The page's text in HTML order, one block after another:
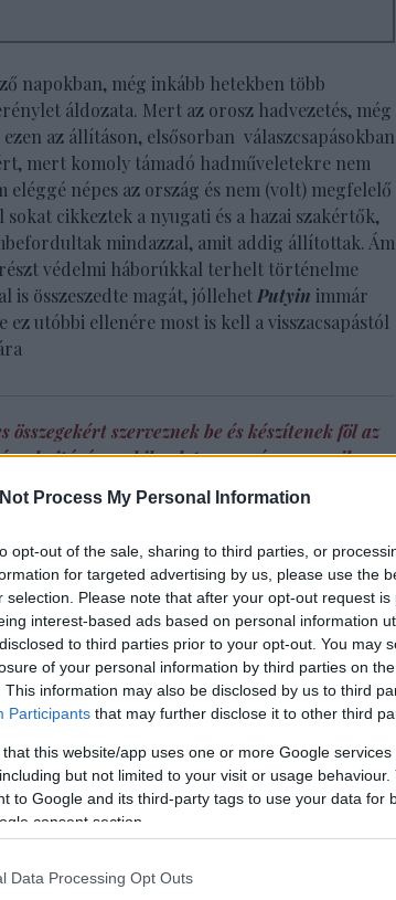
Process My Personal Information
opt-out of the sale, sharing to third parties, or
for targeted advertising by us, please use the
selection. Please note that after your opt-out request
interest-based ads based on personal information
to third parties prior to your opt-out. You may
of your personal information by third parties on the
This information may also be disclosed by us to third
Participants that may further disclose it to other third
that this website/app uses one or more Google
but not limited to your visit or usage
to Google and its third-party tags to use your data for
consent section.
Data Processing Opt Outs
napokban, még inkább hetekben több
áldozata. Mert az orosz hadvezetés, még
az állításon, elsősorban válaszcsapásokban
mert komoly támadó hadműveletekre nem
eléggé népes az ország és nem (volt) megfelelő
cikkeztek a nyugati és a hazai szakértők,
mindazzal, amit addig állítottak. Ám
védelmi háborúkkal terhelt történelme
is összeszedte magát, jóllehet Putyin immár
ez utóbbi ellenére most is kell a visszacsapástól
összegekért szerveznek be és készítenek föl az
akiknek parancsára ugyanilyen
beáramló elesettek, vagy éppen fanatikus
dollár meg valamely nyugati ország
oroszok közül szerződtetnek
Szentpéterváron, nemkülönben az arcvonalak
le, akiknek parancsára családokat irtanak ki,
találomra Oroszország kurszki területén
s akiknek parancsára, megrendelésére…
tud a magyar közönség? Hogy is tudna,
hadianyagraktárakat és hadiüzemeket
ezen közben akár az ellenrakétáktól
szétlőtt középületekről, üzletközpontokról
a médiumaink, anélkül, hogy az utóbbiakról
szolgáltak. A legritkább esetben utalnak
műholdjaival és katonáinak